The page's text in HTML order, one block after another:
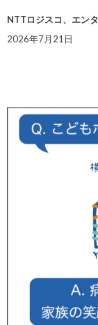
NTTロジスコ、エン
2026年7月21日